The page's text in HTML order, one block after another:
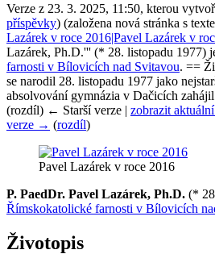
Verze z 23. 3. 2025, 11:50, kterou
příspěvky) (založena nová stránka s
Lazárek v roce 2016|Pavel Lazárek v
Lazárek, Ph.D.''' (* 28. listopadu 1977)
farnosti v Bílovicích nad Svitavou. ==
se narodil 28. listopadu 1977 jako
absolvování gymnázia v Dačicích
(rozdíl) ← Starší verze | zobrazit
verze → (rozdíl)
Pavel Lazárek v roce 2016
P. PaedDr. Pavel Lazárek, Ph.D. (*
Římskokatolické farnosti v Bílovicích
Životopis